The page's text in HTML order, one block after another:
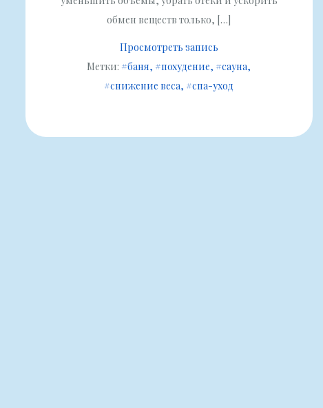
обмен веществ только, […]
Просмотреть запись
Метки: #баня #похудение #сауна
#снижение веса #спа-уход